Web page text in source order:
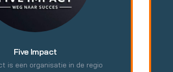
Five Impact
is een organisatie in de regio